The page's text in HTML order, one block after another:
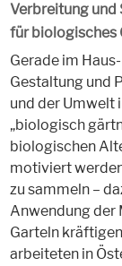
Verbreitung
für biologisches
Gerade im
Gestaltung und
und der Umwelt
„biologisch
biologischen
motiviert
zu sammeln –
Anwendung der
Garteln
arbeiteten in